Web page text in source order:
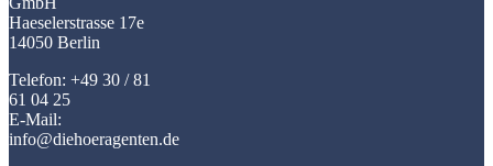
Haeselerstrasse 17e
14050 Berlin
Telefon: +49 30 / 81
61 04 25
E-Mail:
info@diehoeragenten.de